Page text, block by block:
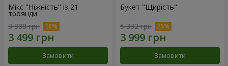
Мікс "Ніжність" із 21
троянди
3 888 грн
Замовити
Букет "Щирість"
5 332 грн
Замовити